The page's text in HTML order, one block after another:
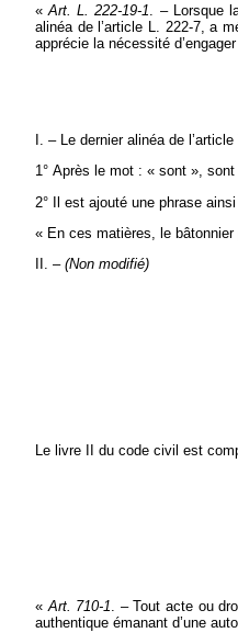
«Art. L. 222-19-1 . – Lorsque
alinéa de l’article L. 222-7, a
apprécie la nécessité
I. – Le dernier alinéa de
1° Après le mot : « sont »,
2° Il est ajouté une phrase
« En ces matières, le bâtonnier
II. – (Non modifié)
Le livre II du code civil est
« Art. 710-1 . – Tout acte ou
authentique émanant d’une